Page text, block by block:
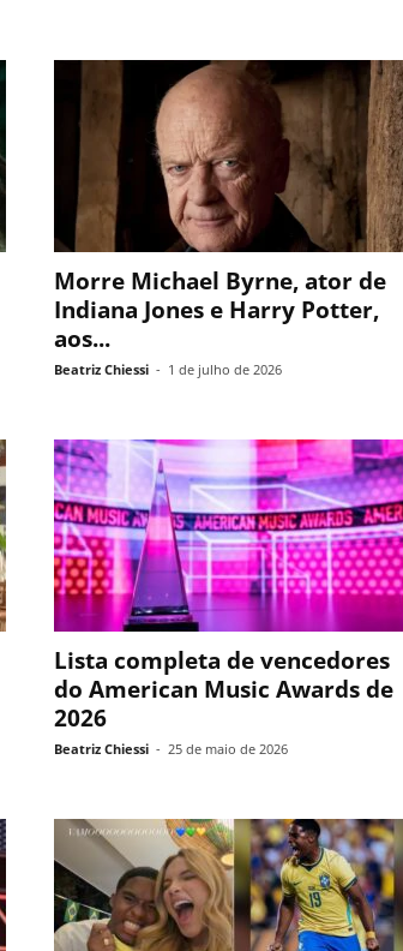
Morre Michael Byrne, ator de
Indiana Jones e Harry Potter,
aos...
Beatriz Chiessi - 1 de julho de 2026
Lista completa de vencedores
do American Music Awards de
2026
Beatriz Chiessi - 25 de maio de 2026